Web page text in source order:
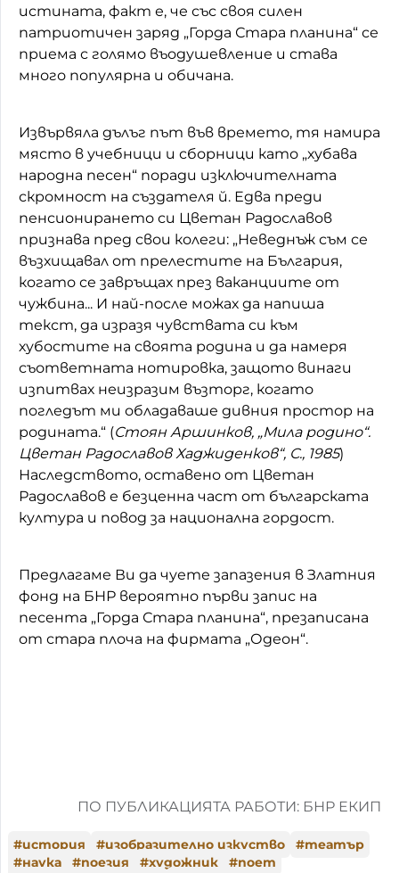
истината, факт е, че със своя силен
патриотичен заряд „Горда Стара планина“ се
приема с голямо въодушевление и става
много популярна и обичана.
Извървяла дълъг път във времето, тя намира
място в учебници и сборници като „хубава
народна песен“ поради изключителната
скромност на създателя й. Едва преди
пенсионирането си Цветан Радославов
признава пред свои колеги: „Неведнъж съм се
възхищавал от прелестите на България,
когато се завръщах през ваканциите от
чужбина... И най-после можах да напиша
текст, да изразя чувствата си към
хубостите на своята родина и да намеря
съответната нотировка, защото винаги
изпитвах неизразим възторг, когато
погледът ми обладаваше дивния простор на
родината.“ (Стоян Аршинков, „Мила родино“.
Цветан Радославов Хаджиденков“, С., 1985)
Наследството, оставено от Цветан
Радославов е безценна част от българската
култура и повод за национална гордост.
Предлагаме Ви да чуете запазения в Златния
фонд на БНР вероятно първи запис на
песента „Горда Стара планина“, презаписана
от стара плоча на фирмата „Одеон“.
ПО ПУБЛИКАЦИЯТА РАБОТИ: БНР ЕКИП
#история #изобразително изкуство #театър
#наука #поезия #художник #поет